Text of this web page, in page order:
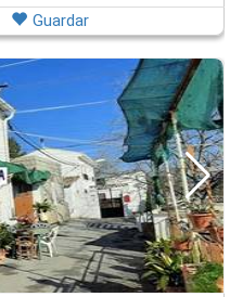
Guardar